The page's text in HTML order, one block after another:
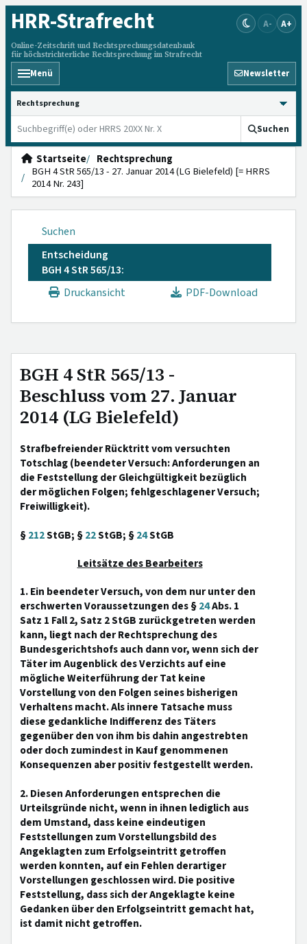
HRR-Strafrecht
Online-Zeitschrift und Rechtsprechungsdatenbank
für höchstrichterliche Rechtsprechung im Strafrecht
A- A+
Menü Newsletter
HRRS durchsuchen
Suchen
Startseite
Rechtsprechung
BGH 4 StR 565/13 - 27. Januar 2014 (LG Bielefeld) [= HRRS
2014 Nr. 243]
Suchen
Entscheidung
BGH 4 StR 565/13:
Druckansicht
PDF-Download
BGH 4 StR 565/13 -
Beschluss vom 27. Januar
2014 (LG Bielefeld)
Strafbefreiender Rücktritt vom versuchten
Totschlag (beendeter Versuch: Anforderungen an
die Feststellung der Gleichgültigkeit bezüglich
der möglichen Folgen; fehlgeschlagener Versuch;
Freiwilligkeit).
§212StGB; §22StGB; §24StGB
Leitsätze des Bearbeiters
1. Ein beendeter Versuch, von dem nur unter den
erschwerten Voraussetzungen des §24Abs. 1
Satz 1 Fall 2, Satz 2 StGB zurückgetreten werden
kann, liegt nach der Rechtsprechung des
Bundesgerichtshofs auch dann vor, wenn sich der
Täter im Augenblick des Verzichts auf eine
mögliche Weiterführung der Tat keine
Vorstellung von den Folgen seines bisherigen
Verhaltens macht. Als innere Tatsache muss
diese gedankliche Indifferenz des Täters
gegenüber den von ihm bis dahin angestrebten
oder doch zumindest in Kauf genommenen
Konsequenzen aber positiv festgestellt werden.
2. Diesen Anforderungen entsprechen die
Urteilsgründe nicht, wenn in ihnen lediglich aus
dem Umstand, dass keine eindeutigen
Feststellungen zum Vorstellungsbild des
Angeklagten zum Erfolgseintritt getroffen
werden konnten, auf ein Fehlen derartiger
Vorstellungen geschlossen wird. Die positive
Feststellung, dass sich der Angeklagte keine
Gedanken über den Erfolgseintritt gemacht hat,
ist damit nicht getroffen.